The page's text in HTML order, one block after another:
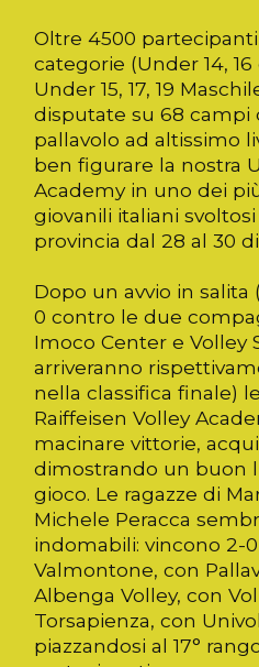
Oltre 4500
categorie (Under 14,
Under 15, 17, 19
disputate su 68 campi
pallavolo ad altissimo
ben figurare la nostra
Academy in uno dei
giovanili italiani
provincia dal 28 al 30
Dopo un avvio in
0 contro le due
Imoco Center e Volley
arriveranno
nella classifica finale)
Raiffeisen Volley
macinare vittorie,
dimostrando un buon
gioco. Le ragazze di
Michele Peracca
indomabili: vincono 2-
Valmontone, con
Albenga Volley, con
Torsapienza, con
piazzandosi al 17°